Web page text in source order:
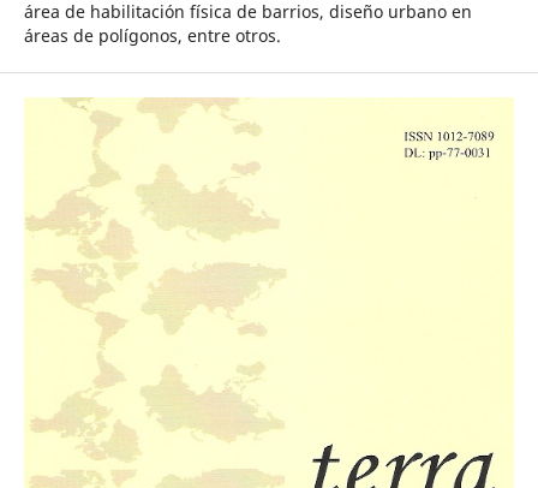
área de habilitación física de barrios, diseño urbano en
áreas de polígonos, entre otros.